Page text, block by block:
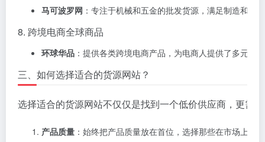
马可波罗网 ：专注于机械和五金的批发货源，满足制造和
8. 跨境电商全球商品
环球华品 ：提供各类跨境电商产品，为电商人提供了多元
三、如何选择适合的货源网站？
选择适合的货源网站不仅仅是找到一个低价供应商，更需
产品质量 ：始终把产品质量放在首位，选择那些在市场上有